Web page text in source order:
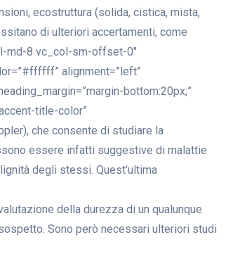
ecostruttura (solida, cistica, mista,
di ulteriori accertamenti, come
md-8 vc_col-sm-offset-0″
alignment=”left”
bottom:20px;”
title-color”
che consente di studiare la
essere infatti suggestive di malattie
degli stessi. Quest’ultima
della durezza di un qualunque
Sono però necessari ulteriori studi